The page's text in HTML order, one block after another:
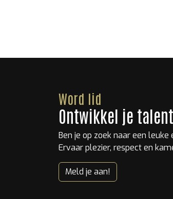
Word lid
Ontwikkel je talent
Ben je op zoek naar een
Ervaar plezier, respect en
Meld je aan!